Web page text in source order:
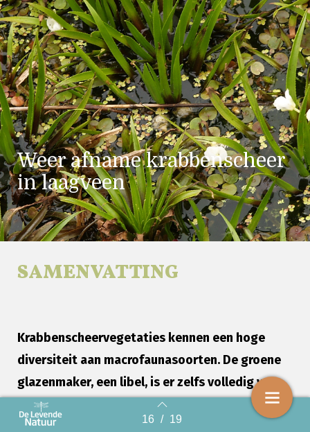
Back to index 16 / 19
Weer afname krabbenscheer
in laagveen
SAMENVATTING
Krabbenscheervegetaties kennen een hoge
diversiteit aan macrofaunasoorten. De groene
glazenmaker, een libel, is er zelfs volledig van
afhankelijk. Daarnaast vormen de vegetaties
een belangrijke schakel in de verlanding van